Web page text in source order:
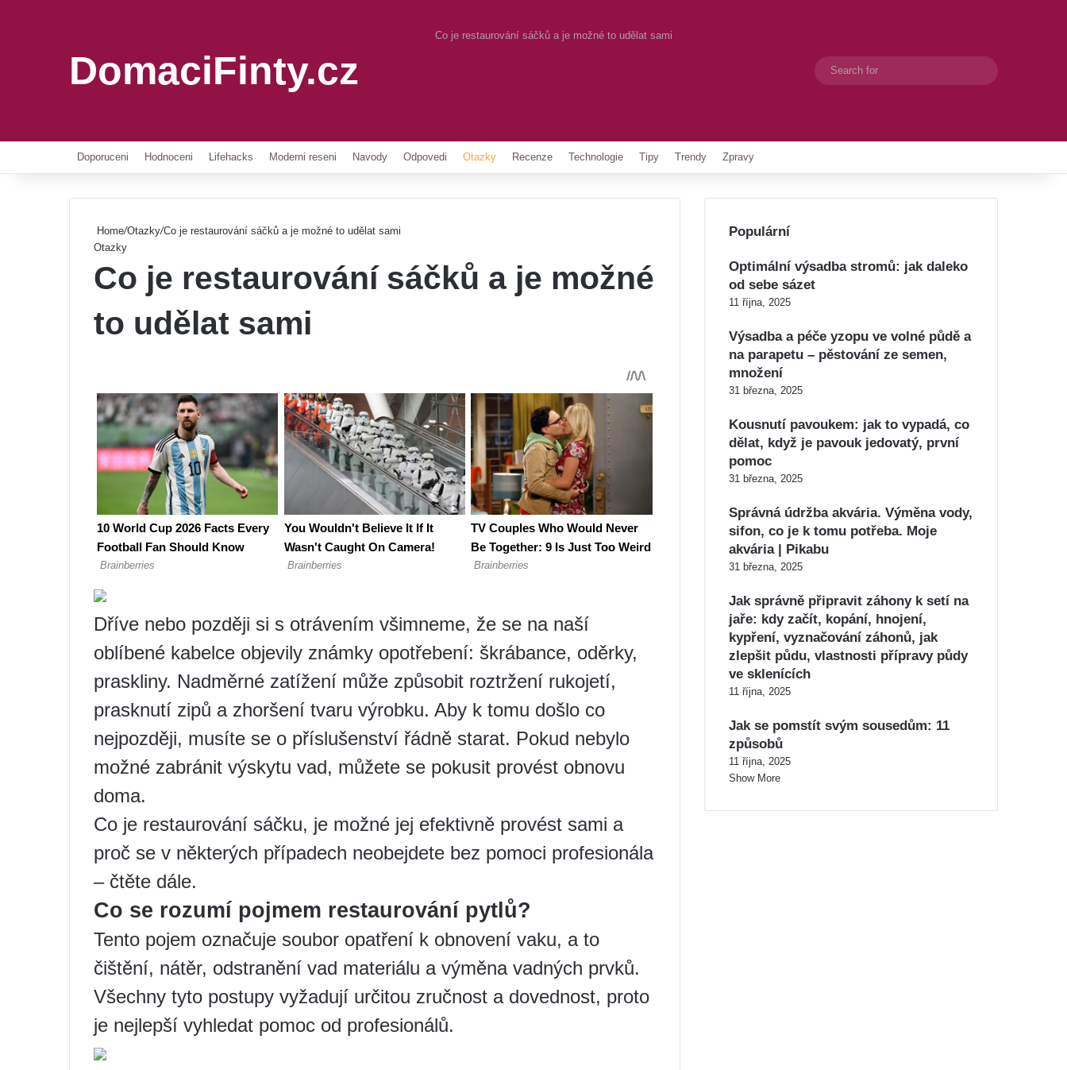
DomaciFinty.cz
Co je restaurování sáčků a je možné to udělat sami
Switch skin
Doporuceni Hodnoceni Lifehacks Moderni reseni Navody Odpovedi Otazky Recenze Technologie Tipy Trendy Zpravy
Home/Otazky/Co je restaurování sáčků a je možné to udělat sami
Otazky
Co je restaurování sáčků a je možné
to udělat sami
Dříve nebo později si s otrávením všimneme, že se na naší
oblíbené kabelce objevily známky opotřebení: škrábance, oděrky,
praskliny. Nadměrné zatížení může způsobit roztržení rukojetí,
prasknutí zipů a zhoršení tvaru výrobku. Aby k tomu došlo co
nejpozději, musíte se o příslušenství řádně starat. Pokud nebylo
možné zabránit výskytu vad, můžete se pokusit provést obnovu
doma.
Co je restaurování sáčku, je možné jej efektivně provést sami a
proč se v některých případech neobejdete bez pomoci profesionála
– čtěte dále.
Co se rozumí pojmem restaurování pytlů?
Tento pojem označuje soubor opatření k obnovení vaku, a to
čištění, nátěr, odstranění vad materiálu a výměna vadných prvků.
Všechny tyto postupy vyžadují určitou zručnost a dovednost, proto
je nejlepší vyhledat pomoc od profesionálů.
Populární
Optimální výsadba stromů: jak daleko
od sebe sázet
11 října, 2025
Výsadba a péče yzopu ve volné půdě a
na parapetu – pěstování ze semen,
množení
31 března, 2025
Kousnutí pavoukem: jak to vypadá, co
dělat, když je pavouk jedovatý, první
pomoc
31 března, 2025
Správná údržba akvária. Výměna vody,
sifon, co je k tomu potřeba. Moje
akvária | Pikabu
31 března, 2025
Jak správně připravit záhony k setí na
jaře: kdy začít, kopání, hnojení,
kypření, vyznačování záhonů, jak
zlepšit půdu, vlastnosti přípravy půdy
ve sklenících
11 října, 2025
Jak se pomstít svým sousedům: 11
způsobů
11 října, 2025
Show More